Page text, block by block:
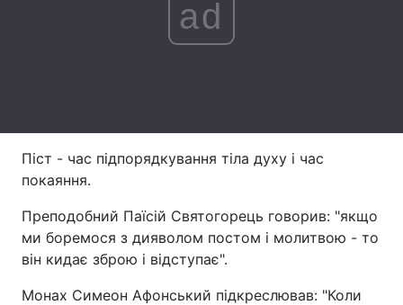
Статті
Послуги
ad
Піст - час підпорядкування тіла духу і час
покаяння.
Преподобний Паїсій Святогорець говорив: "якщо
ми боремося з дияволом постом і молитвою - то
він кидає зброю і відступає".
Монах Симеон Афонський підкреслював: "Коли